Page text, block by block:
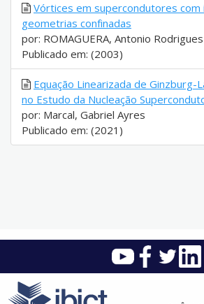
Vórtices em supercondutores com
geometrias confinadas
por: ROMAGUERA, Antonio
Publicado em: (2003)
Equação Linearizada de Ginzburg-
no Estudo da Nucleação
por: Marcal, Gabriel Ayres
Publicado em: (2021)